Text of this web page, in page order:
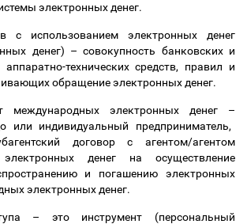
электронных денег.
с использованием электронных денег
денег) – совокупность банковских и
технических средств, правил и
обращение электронных денег.
международных электронных денег –
или индивидуальный предприниматель,
договор с агентом/агентом
денег на осуществление
и погашению электронных
электронных денег.
– это инструмент (персональный